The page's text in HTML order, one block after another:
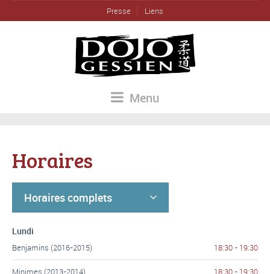
Presse Liens
Menu
Horaires
Horaires complets
Lundi
Benjamins (2016-2015) 18:30 - 19:30
Minimes (2013-2014) 18:30 - 19:30